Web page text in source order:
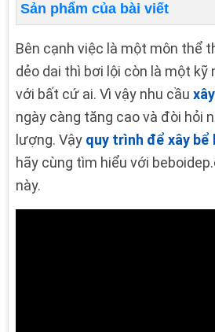
Sản phẩm của bài viết
Bên cạnh việc là một môn thể
dẻo dai thì bơi lội còn là một kỹ
với bất cứ ai. Vì vậy nhu cầu
ngày càng tăng cao và đòi hỏi
lượng. Vậy quy trình để xây bể
hãy cùng tìm hiểu với
này.